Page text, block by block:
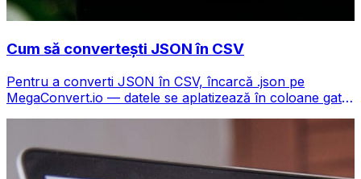
Cum să convertești JSON în CSV
Pentru a converti JSON în CSV, încarcă .json pe
MegaConvert.io — datele se aplatizează în coloane gata